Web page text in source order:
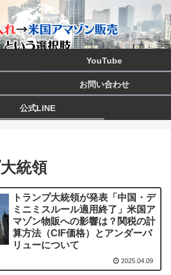
YouTube
お問い合わせ
公式LINE
統領
トランプ大統領が発表「中国・デ
ミニミスルール適用終了」米国ア
マゾン物販への影響は？関税の計
算方法（CIF価格）とアンダーバ
リューについて
2025.04.09